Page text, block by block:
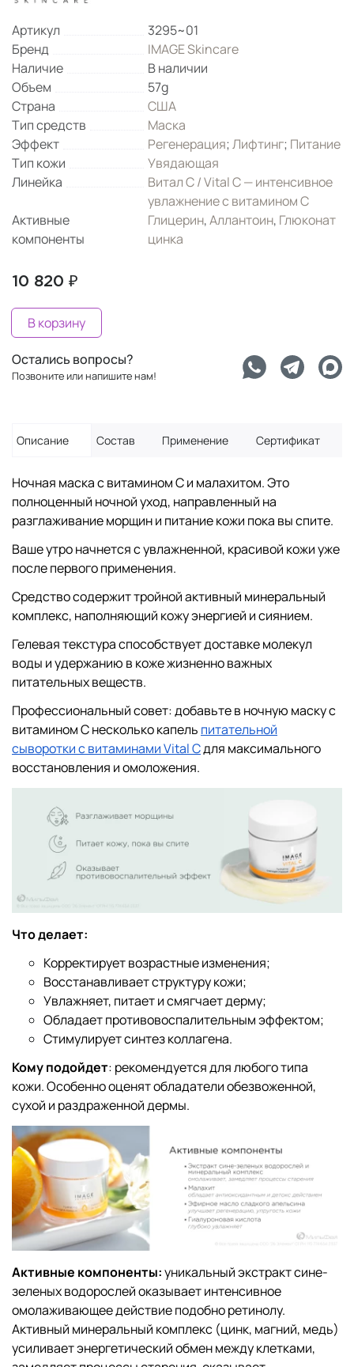
Артикул
3295~01
Бренд
IMAGE Skincare
Наличие
В наличии
Объем
57g
Страна
США
Тип средств
Маска
Эффект
Регенерация;Лифтинг; Питание
Тип кожи
Увядающая
Линейка
Витал С / Vital C — интенсивное
увлажнение с витамином С
Активные
компоненты
Глицерин,Аллантоин, Глюконат
цинка
10 820 ₽
В корзину
Остались вопросы?
Позвоните или напишите нам!
Описание Состав Применение Сертификат
Ночная маска с витамином С и малахитом. Это
полноценный ночной уход, направленный на
разглаживание морщин и питание кожи пока вы спите.
Ваше утро начнется с увлажненной, красивой кожи уже
после первого применения.
Средство содержит тройной активный минеральный
комплекс, наполняющий кожу энергией и сиянием.
Гелевая текстура способствует доставке молекул
воды и удержанию в коже жизненно важных
питательных веществ.
Профессиональный совет: добавьте в ночную маску с
витамином С несколько капель питательной
сыворотки с витаминами Vital Cдля максимального
восстановления и омоложения.
Что делает:
Корректирует возрастные изменения;
Восстанавливает структуру кожи;
Увлажняет, питает и смягчает дерму;
Обладает противовоспалительным эффектом;
Стимулирует синтез коллагена.
Кому подойдет: рекомендуется для любого типа
кожи. Особенно оценят обладатели обезвоженной,
сухой и раздраженной дермы.
Активные компоненты:уникальный экстракт сине-
зеленых водорослей оказывает интенсивное
омолаживающее действие подобно ретинолу.
Активный минеральный комплекс (цинк, магний, медь)
усиливает энергетический обмен между клетками,